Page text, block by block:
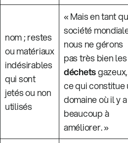
nom ; restes
ou matériaux
indésirables
qui sont
jetés ou non
utilisés
« Mais en tant
société
nous ne gérons
pas très bien les
déchetsgazeux,
ce qui constitue
domaine où il y a
beaucoup à
améliorer. »